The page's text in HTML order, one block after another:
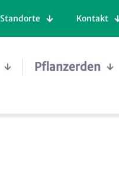
Standorte Kontakt
Pflanzerden